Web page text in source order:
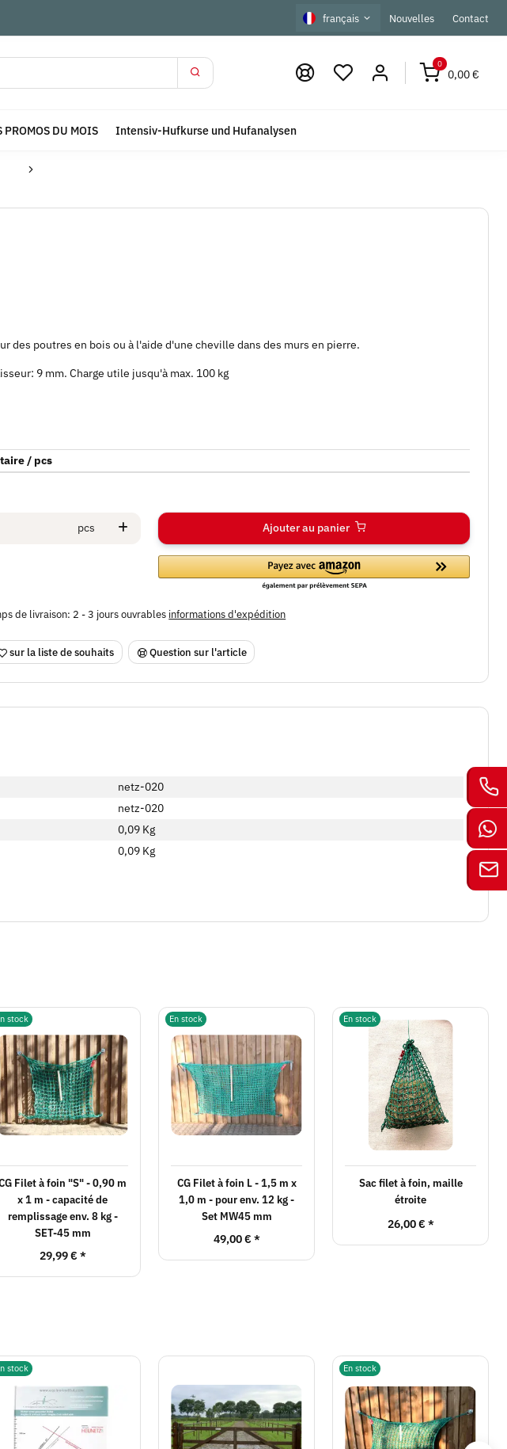
français Nouvelles Contact
0
0,00 €
PROMOS DU MOIS Intensiv-Hufkurse und Hufanalysen
des poutres en bois ou à l'aide d'une cheville dans des murs en pierre.
9 mm. Charge utile jusqu'à max. 100 kg
/ pcs
pcs Ajouter au panier
de livraison: 2 - 3 jours ouvrables informations d'expédition
sur la liste de souhaits Question sur l'article
netz-020
netz-020
0,09 Kg
0,09 Kg
stock
Filet à foin "S" - 0,90 m
x 1 m - capacité de
remplissage env. 8 kg -
SET-45 mm
29,99 € *
En stock
CG Filet à foin L - 1,5 m x
1,0 m - pour env. 12 kg -
Set MW45 mm
49,00 € *
En stock
Sac filet à foin, maille
étroite
26,00 € *
stock En stock